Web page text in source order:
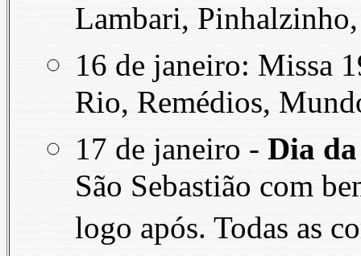
Lambari,
16 de janeiro: Missa
Rio, Remédios,
17 de janeiro - Dia
São Sebastião com
logo após. Todas as